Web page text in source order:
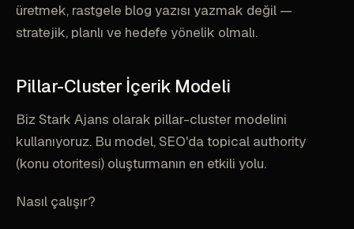
üretmek, rastgele blog yazısı yazmak değil —
stratejik, planlı ve hedefe yönelik olmalı.
Pillar-Cluster İçerik Modeli
Biz Stark Ajans olarak pillar-cluster modelini
kullanıyoruz. Bu model, SEO'da topical authority
(konu otoritesi) oluşturmanın en etkili yolu.
Nasıl çalışır?